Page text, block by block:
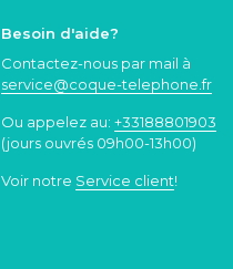
Besoin d'aide?
Contactez-nous par mail à
service@coque-telephone.fr
Ou appelez au: +33188801903
(jours ouvrés 09h00-13h00)
Voir notre Service client!